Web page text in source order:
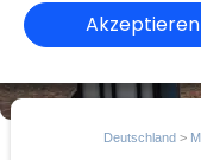
Deutschland>
Akzeptieren